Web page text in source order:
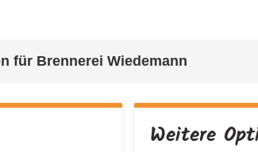
für Brennerei Wiedemann
Weitere